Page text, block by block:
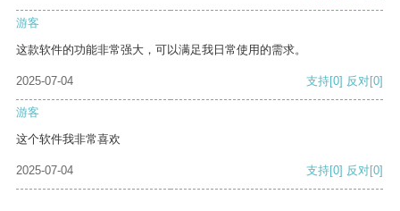
游客
这款软件的功能非常强大，可以满足我日常使用的需求。
2025-07-04 支持[0] 反对[0]
游客
这个软件我非常喜欢
2025-07-04 支持[0] 反对[0]